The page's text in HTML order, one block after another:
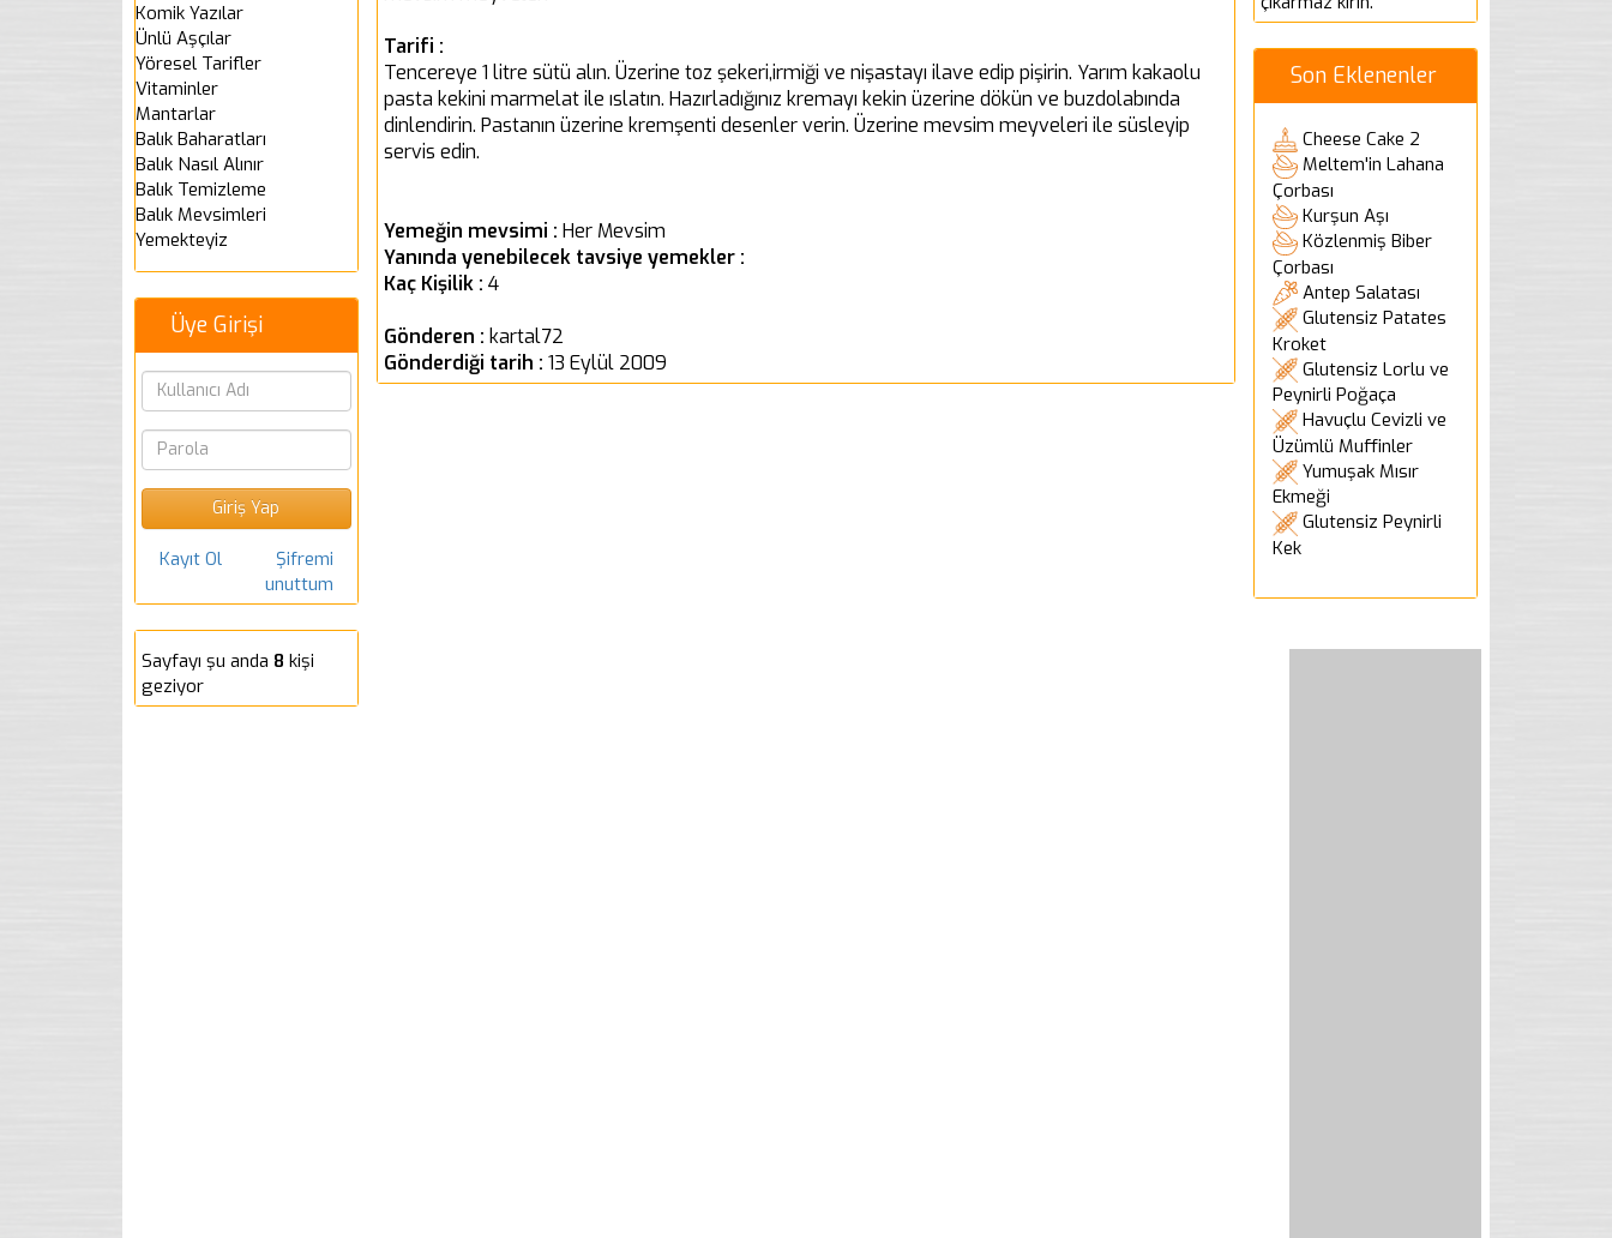
Tarifi :
Tencereye 1 litre sütü alın. Üzerine toz şekeri,irmiği ve nişastayı ilave edip pişirin. Yarım kakaolu
pasta kekini marmelat ile ıslatın. Hazırladığınız kremayı kekin üzerine dökün ve buzdolabında
dinlendirin. Pastanın üzerine kremşenti desenler verin. Üzerine mevsim meyveleri ile süsleyip
servis edin.
Yemeğin mevsimi : Her Mevsim
Yanında yenebilecek tavsiye yemekler :
Kaç Kişilik : 4
Gönderen : kartal72
Gönderdiği tarih : 13 Eylül 2009
Komik Yazılar
Ünlü Aşçılar
Yöresel Tarifler
Vitaminler
Mantarlar
Balık Baharatları
Balık Nasıl Alınır
Balık Temizleme
Balık Mevsimleri
Yemekteyiz
Üye Girişi
Kayıt Ol
Şifremi
unuttum
Sayfayı şu anda 8 kişi
geziyor
Son Eklenenler
Cheese Cake 2
Meltem'in Lahana
Çorbası
Kurşun Aşı
Közlenmiş Biber
Çorbası
Antep Salatası
Glutensiz Patates
Kroket
Glutensiz Lorlu ve
Peynirli Poğaça
Havuçlu Cevizli ve
Üzümlü Muffinler
Yumuşak Mısır
Ekmeği
Glutensiz Peynirli
Kek